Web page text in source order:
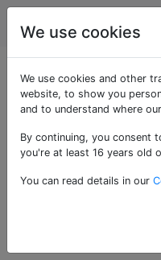
Fokus
Editor
in
We use cookies
We use cookies and other
website, to show you
and to understand where
By continuing, you consent
you're at least 16 years old
You can read details in our